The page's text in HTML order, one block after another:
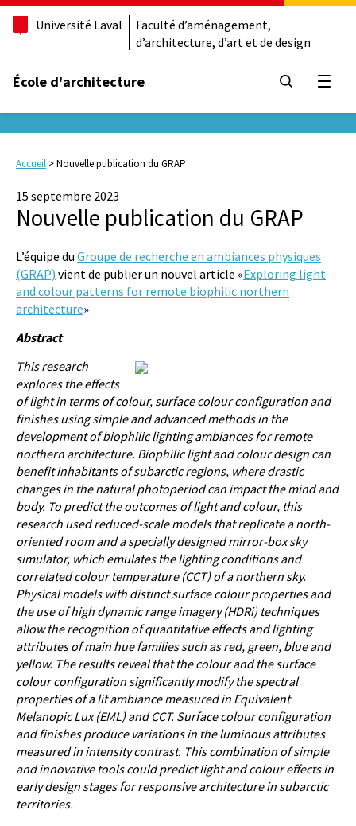
Université Laval
Faculté d’aménagement,
d’architecture, d’art et de design
École d'architecture
Accueil >Nouvelle publication du GRAP
15 septembre 2023
Nouvelle publication du GRAP
L’équipe du Groupe de recherche en ambiances physiques
(GRAP) vient de publier un nouvel article «Exploring light
and colour patterns for remote biophilic northern
architecture»
Abstract
This research
explores the effects
of light in terms of colour, surface colour configuration and
finishes using simple and advanced methods in the
development of biophilic lighting ambiances for remote
northern architecture. Biophilic light and colour design can
benefit inhabitants of subarctic regions, where drastic
changes in the natural photoperiod can impact the mind and
body. To predict the outcomes of light and colour, this
research used reduced-scale models that replicate a north-
oriented room and a specially designed mirror-box sky
simulator, which emulates the lighting conditions and
correlated colour temperature (CCT) of a northern sky.
Physical models with distinct surface colour properties and
the use of high dynamic range imagery (HDRi) techniques
allow the recognition of quantitative effects and lighting
attributes of main hue families such as red, green, blue and
yellow. The results reveal that the colour and the surface
colour configuration significantly modify the spectral
properties of a lit ambiance measured in Equivalent
Melanopic Lux (EML) and CCT. Surface colour configuration
and finishes produce variations in the luminous attributes
measured in intensity contrast. This combination of simple
and innovative tools could predict light and colour effects in
early design stages for responsive architecture in subarctic
territories.